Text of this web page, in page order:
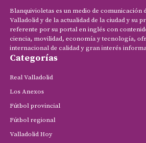
Blanquivioletas es un medio de comunicación
Valladolid y de la actualidad de la ciudad y su
referente por su portal en inglés con
ciencia, movilidad, economía y tecnología,
internacional de calidad y gran interés
Categorías
Real Valladolid
Los Anexos
Fútbol provincial
Fútbol regional
Valladolid Hoy